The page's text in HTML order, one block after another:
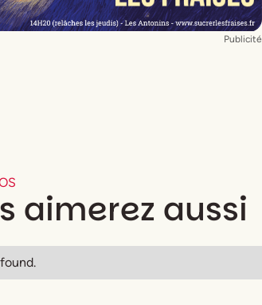
Publicité
aimerez aussi